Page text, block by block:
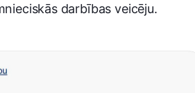
darbības veicēju.